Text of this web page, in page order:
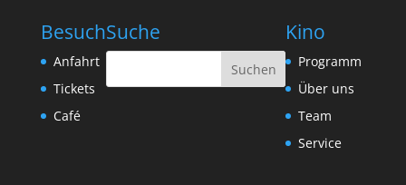
Besuch
Anfahrt
Tickets
Café
Suche Kino
Programm
Über uns
Team
Service